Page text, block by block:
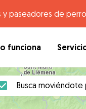
paseadores de
funciona
Busca moviéndote